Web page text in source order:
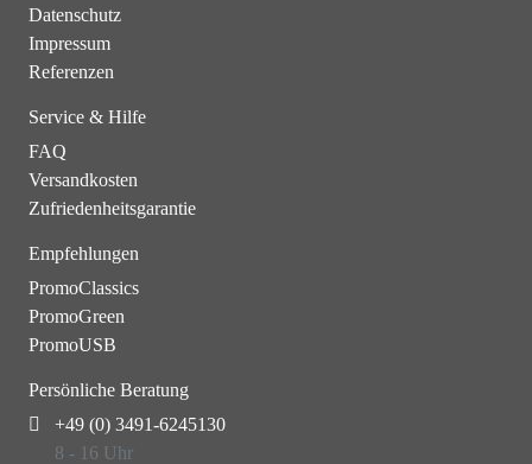
Datenschutz
Impressum
Referenzen
Service & Hilfe
FAQ
Versandkosten
Zufriedenheitsgarantie
Empfehlungen
PromoClassics
PromoGreen
PromoUSB
Persönliche Beratung
+49 (0) 3491-6245130
8 - 16 Uhr